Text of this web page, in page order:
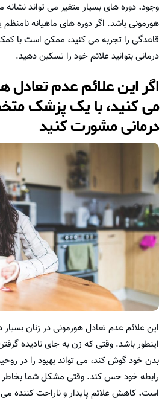
وجود، دوره های بسیار متغیر می تواند
هورمونی باشد. اگر دوره های ماهیانه
قاعدگی را تجربه می کنید، ممکن است با
درمانی بتوانید علائم خود را تسکین دهید.
اگر این علائم عدم تعادل
می کنید، با یک پزشک
درمانی مشورت کنید
این علائم عدم تعادل هورمونی در زنان بسیار
اینطور باشد. وقتی که زن به جای نادیده
بدن خود گوش کند، می تواند بهبود را در
رابطه خود حس کند. وقتی مشکل شما بخاطر
است، کاهش علائم پایدار و ناراحت کننده می